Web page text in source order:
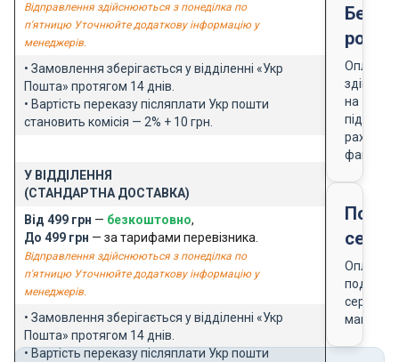
Відправлення здійснюються з понеділка по
п'ятницю Уточнюйте додаткову інформацію у
менеджерів.
• Замовлення зберігається у відділенні «Укр
Пошта» протягом 14 днів.
• Вартість переказу післяплати Укр пошти
становить комісія — 2% + 10 грн.
У ВІДДІЛЕННЯ
(СТАНДАРТНА ДОСТАВКА)
Від 499 грн — безкоштовно,
До 499 грн — за тарифами перевізника.
Відправлення здійснюються з понеділка по
п'ятницю Уточнюйте додаткову інформацію у
менеджерів.
• Замовлення зберігається у відділенні «Укр
Пошта» протягом 14 днів.
• Вартість переказу післяплати Укр пошти
Оплата
на
підставі
рахунку-
фактури
Оплата
магазину